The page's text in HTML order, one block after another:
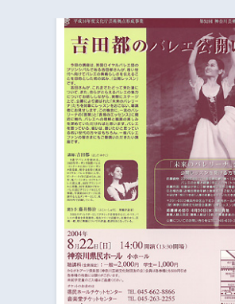
イベントを探す
・ イベント一覧
・ イベントカレンダー
休館中の県民ホールについて
・ 施設概要
・ パイプオルガン
・ 神奈川県民ホールの取り組み
神奈川県立県民ホールSNS
​​​​​​​​​​​​​神奈川県立県民ホール
ギャラリーSNS